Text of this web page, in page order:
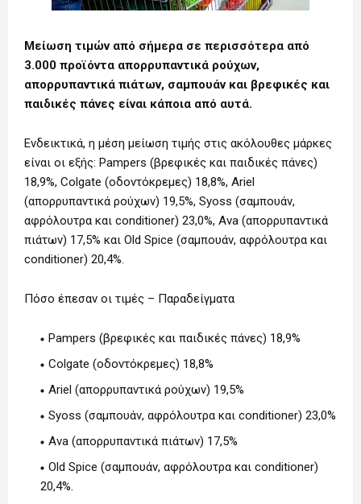
Μείωση τιμών από σήμερα σε περισσότερα από
3.000 προϊόντα απορρυπαντικά ρούχων,
απορρυπαντικά πιάτων, σαμπουάν και βρεφικές και
παιδικές πάνες είναι κάποια από αυτά.
Ενδεικτικά, η μέση μείωση τιμής στις ακόλουθες μάρκες
είναι οι εξής: Pampers (βρεφικές και παιδικές πάνες)
18,9%, Colgate (οδοντόκρεμες) 18,8%, Ariel
(απορρυπαντικά ρούχων) 19,5%, Syoss (σαμπουάν,
αφρόλουτρα και conditioner) 23,0%, Αva (απορρυπαντικά
πιάτων) 17,5% και Old Spice (σαμπουάν, αφρόλουτρα και
conditioner) 20,4%.
Πόσο έπεσαν οι τιμές – Παραδείγματα
Pampers (βρεφικές και παιδικές πάνες) 18,9%
Colgate (οδοντόκρεμες) 18,8%
Ariel (απορρυπαντικά ρούχων) 19,5%
Syoss (σαμπουάν, αφρόλουτρα και conditioner) 23,0%
Αva (απορρυπαντικά πιάτων) 17,5%
Old Spice (σαμπουάν, αφρόλουτρα και conditioner)
20,4%.